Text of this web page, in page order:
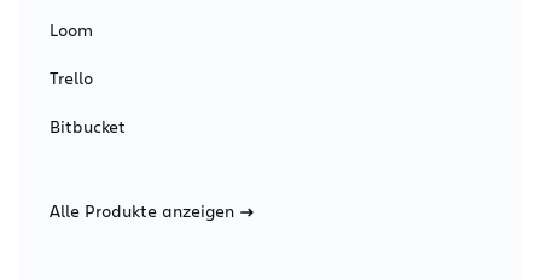
Loom
Trello
Bitbucket
Alle Produkte anzeigen